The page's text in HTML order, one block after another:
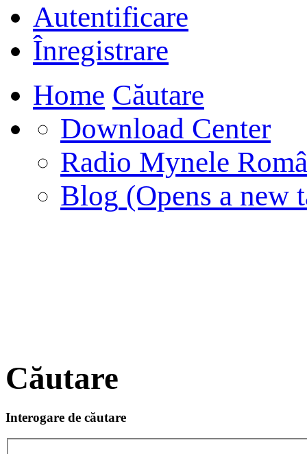
Autentificare
Înregistrare
Home Căutare
Download Center
Radio Mynele
Blog (Opens a new
Căutare
Interogare de căutare